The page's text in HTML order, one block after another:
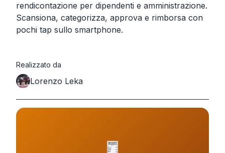
rendicontazione per dipendenti e amministrazione.
Scansiona, categorizza, approva e rimborsa con
pochi tap sullo smartphone.
Realizzato da
Lorenzo Leka